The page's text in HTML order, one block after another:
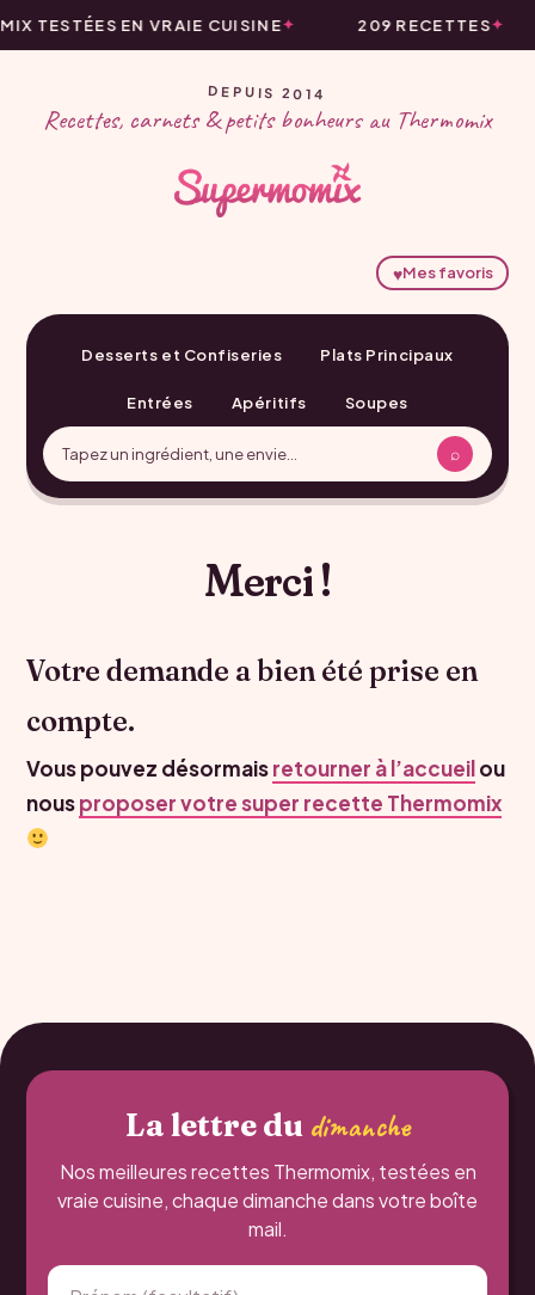
TESTÉES EN VRAIE CUISINE 209 RECETTES
DEPUIS 2014
Recettes, carnets & petits bonheurs au Thermomix
♥Mes favoris
Desserts et Confiseries Plats Principaux
Entrées Apéritifs Soupes
⌕
Merci !
Votre demande a bien été prise en
compte.
Vous pouvez désormaisretourner à l’accueilou
nousproposer votre super recette Thermomix
La lettre du dimanche
Nos meilleures recettes Thermomix, testées en
vraie cuisine, chaque dimanche dans votre boîte
mail.